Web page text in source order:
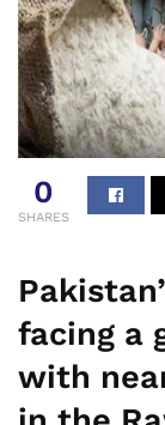
0
SHARES
facing a
with